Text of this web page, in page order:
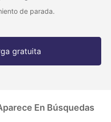
de parada.
gratuita
En Búsquedas